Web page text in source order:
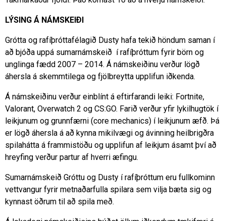
LÝSING Á NÁMSKEIÐI
Grótta og rafíþróttafélagið Dusty hafa tekið höndum saman í
að bjóða uppá sumarnámskeið í rafíþróttum fyrir börn og
unglinga fædd 2007 – 2014. Á námskeiðinu verður lögð
áhersla á skemmtilega og fjölbreytta upplifun iðkenda.
Á námskeiðinu verður einblínt á eftirfarandi leiki: Fortnite,
Valorant, Overwatch 2 og CS:GO. Farið verður yfir lykilhugtök í
leikjunum og grunnfærni (core mechanics) í leikjunum æfð. Þá
er lögð áhersla á að kynna mikilvægi og ávinning heilbrigðra
spilahátta á frammistöðu og upplifun af leikjum ásamt því að
hreyfing verður partur af hverri æfingu.
Sumarnámskeið Gróttu og Dusty í rafíþróttum eru fullkominn
vettvangur fyrir metnaðarfulla spilara sem vilja bæta sig og
kynnast öðrum til að spila með.